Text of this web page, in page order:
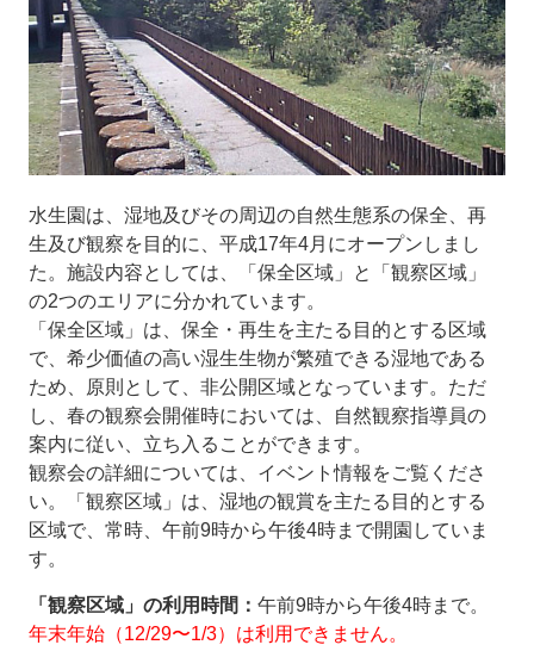
水生園は、湿地及びその周辺の自然生態系の保全、再
生及び観察を目的に、平成17年4月にオープンしまし
た。施設内容としては、「保全区域」と「観察区域」
の2つのエリアに分かれています。
「保全区域」は、保全・再生を主たる目的とする区域
で、希少価値の高い湿生生物が繁殖できる湿地である
ため、原則として、非公開区域となっています。ただ
し、春の観察会開催時においては、自然観察指導員の
案内に従い、立ち入ることができます。
観察会の詳細については、イベント情報をご覧くださ
い。「観察区域」は、湿地の観賞を主たる目的とする
区域で、常時、午前9時から午後4時まで開園していま
す。
「観察区域」の利用時間：午前9時から午後4時まで。
年末年始（12/29〜1/3）は利用できません。